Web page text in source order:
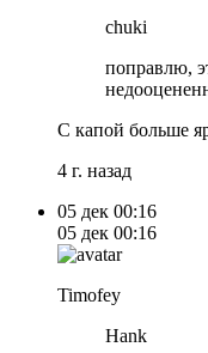
chuki
поправлю,
С капой больше
4 г. назад
05 дек 00:16
05 дек 00:16
Timofey
Hank